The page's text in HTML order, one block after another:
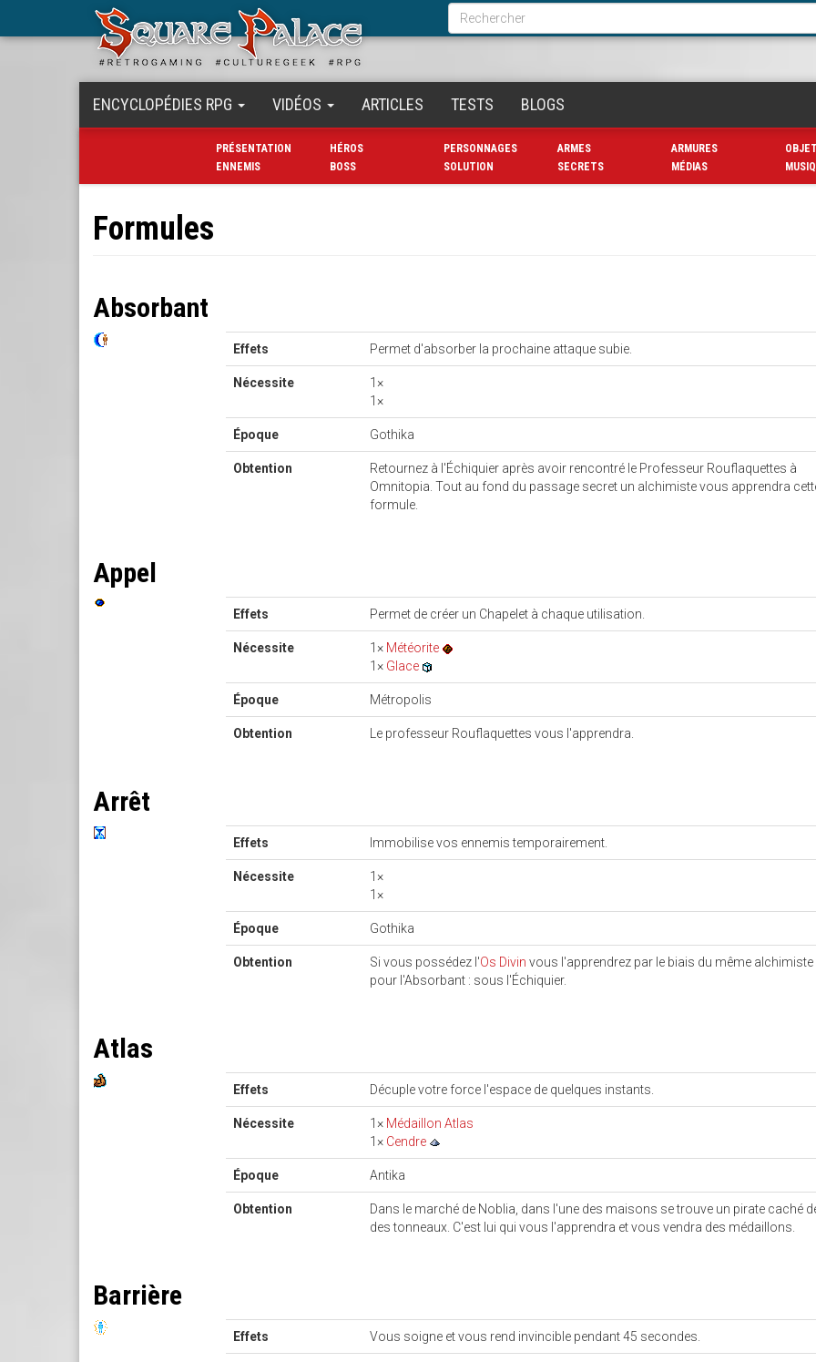
Formulaire
de
recherche
Rechercher
ENCYCLOPÉDIES RPG VIDÉOS ARTICLES TESTS BLOGS
PRÉSENTATION HÉROS PERSONNAGES ARMES ARMURES
ENNEMIS
BOSS SOLUTION SECRETS MÉDIAS
Formules
Absorbant
Effets Permet d'absorber la prochaine attaque subie.
Nécessite
1×
1×
Époque Gothika
Obtention
Retournez à l'Échiquier après avoir rencontré le Professeur Rouflaquettes à
Omnitopia. Tout au fond du passage secret un alchimiste vous apprendra
formule.
Appel
Effets Permet de créer un Chapelet à chaque utilisation.
Nécessite 1× Météorite
1× Glace
Époque Métropolis
Obtention Le professeur Rouflaquettes vous l'apprendra.
Arrêt
Effets Immobilise vos ennemis temporairement.
Nécessite
1×
1×
Époque Gothika
Obtention Si vous possédez l'Os Divin vous l'apprendrez par le biais du même alchimiste
pour l'Absorbant : sous l'Échiquier.
Atlas
Effets Décuple votre force l'espace de quelques instants.
Nécessite 1× Médaillon Atlas
1× Cendre
Époque Antika
Obtention
Dans le marché de Noblia, dans l'une des maisons se trouve un pirate caché
des tonneaux. C'est lui qui vous l'apprendra et vous vendra des médaillons.
Barrière
Effets Vous soigne et vous rend invincible pendant 45 secondes.